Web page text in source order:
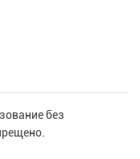
без